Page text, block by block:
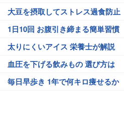
大豆を摂取してストレス過食防止
1日10回 お腹引き締まる簡単習慣
太りにくいアイス 栄養士が解説
血圧を下げる飲みもの 選び方は
毎日早歩き 1年で何キロ痩せるか